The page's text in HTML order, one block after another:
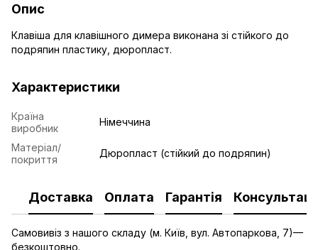
Опис
Клавіша для клавішного димера виконана зі стійкого до
подряпин пластику, дюропласт.
Характеристики
Країна
виробник
Німеччина
Матеріал/
покриття
Дюропласт (стійкий до подряпин)
Доставка Оплата Гарантія
Самовивіз з нашого складу (м. Київ, вул. Автопаркова, 7)—
безкоштовно.